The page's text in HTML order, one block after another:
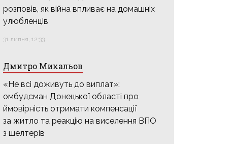
розповів, як війна впливає на домашніх
улюбленців
31 липня, 12:33
Дмитро Михальов
«Не всі доживуть до виплат»:
омбудсман Донецької області про
ймовірність отримати компенсації
за житло та реакцію на виселення ВПО
з шелтерів